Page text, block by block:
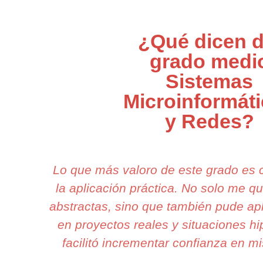
¿Qué dicen
grado
Sistemas
y Redes?
Lo que más valoro de este grado es
la aplicación práctica. No solo me
abstractas, sino que también pude
en proyectos reales y situaciones
facilitó incrementar confianza en